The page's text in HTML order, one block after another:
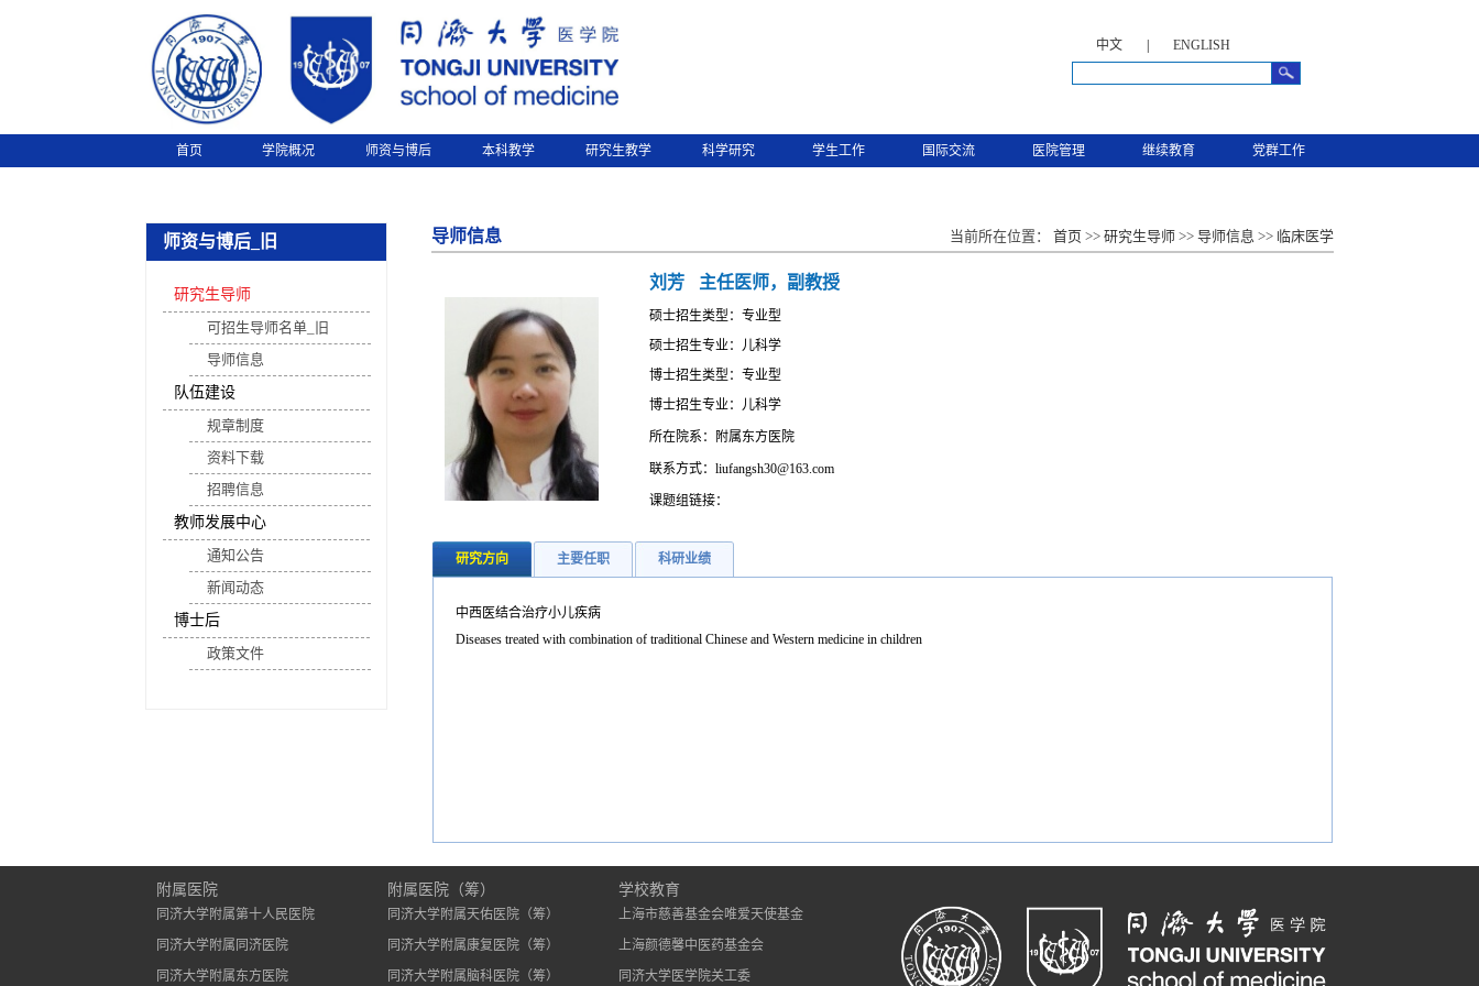
中文 ENGLISH
首页 学院概况 师资与博后 本科教学 研究生教学 科学研究 学生工作 国际交流 医院管理 继续教育 党群工作
师资与博后_旧
研究生导师
可招生导师名单_旧
导师信息
队伍建设
规章制度
资料下载
招聘信息
教师发展中心
通知公告
新闻动态
博士后
政策文件
导师信息 当前所在位置： 首页 >> 研究生导师 >> 导师信息 >> 临床医学
刘芳 主任医师，副教授
硕士招生类型：专业型
硕士招生专业：儿科学
博士招生类型：专业型
博士招生专业：儿科学
所在院系：附属东方医院
联系方式：liufangsh30@163.com
课题组链接：
研究方向 主要任职 科研业绩
中西医结合治疗小儿疾病
Diseases treated with combination of traditional Chinese and Western medicine in children
附属医院
同济大学附属第十人民医院
同济大学附属同济医院
同济大学附属东方医院
附属医院（筹）
同济大学附属天佑医院（筹）
同济大学附属康复医院（筹）
同济大学附属脑科医院（筹）
学校教育
上海市慈善基金会唯爱天使基金
上海颜德馨中医药基金会
同济大学医学院关工委